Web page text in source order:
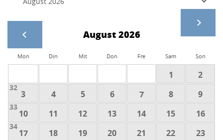
August 2026
Mon Din Mit Don Fre Sam Son
1 2
32
3 4 5 6 7 8 9
33
10 11 12 13 14 15 16
34
17 18 19 20 21 22 23